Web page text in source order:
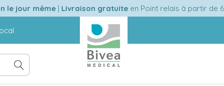
le jour même| Livraison gratuiteen Point relais à partir de